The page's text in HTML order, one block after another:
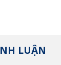
LUẬN